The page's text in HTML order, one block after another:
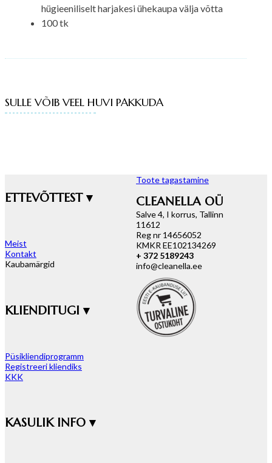
hügieeniliselt harjakesi ühekaupa välja võtta
100 tk
SULLE VÕIB VEEL HUVI PAKKUDA
ETTEVÕTTEST ▾
Meist
Kontakt
Kaubamärgid
KLIENDITUGI ▾
Püsikliendiprogramm
Registreeri kliendiks
KKK
KASULIK INFO ▾
Toote tagastamine
CLEANELLA OÜ
Salve 4, I korrus, Tallinn
11612
Reg nr 14656052
KMKR EE102134269
+ 372 5189243
info@cleanella.ee